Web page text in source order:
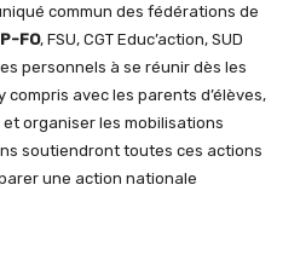
commun des fédérations de
FO, FSU, CGT Educ’action, SUD
personnels à se réunir dès les
avec les parents d’élèves,
organiser les mobilisations
soutiendront toutes ces actions
une action nationale